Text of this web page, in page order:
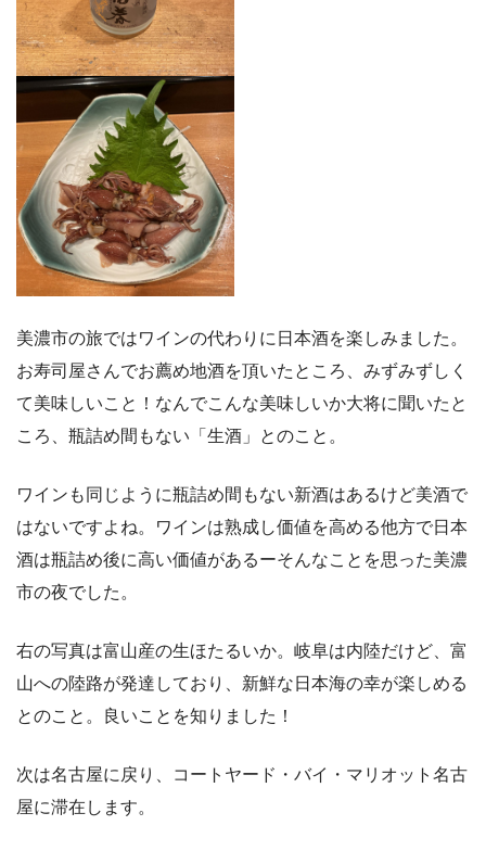
美濃市の旅ではワインの代わりに日本酒を楽しみました。
お寿司屋さんでお薦め地酒を頂いたところ、みずみずしく
て美味しいこと！なんでこんな美味しいか大将に聞いたと
ころ、瓶詰め間もない「生酒」とのこと。
ワインも同じように瓶詰め間もない新酒はあるけど美酒で
はないですよね。ワインは熟成し価値を高める他方で日本
酒は瓶詰め後に高い価値があるーそんなことを思った美濃
市の夜でした。
右の写真は富山産の生ほたるいか。岐阜は内陸だけど、富
山への陸路が発達しており、新鮮な日本海の幸が楽しめる
とのこと。良いことを知りました！
次は名古屋に戻り、コートヤード・バイ・マリオット名古
屋に滞在します。